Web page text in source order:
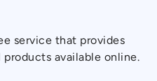
service that provides
available online.